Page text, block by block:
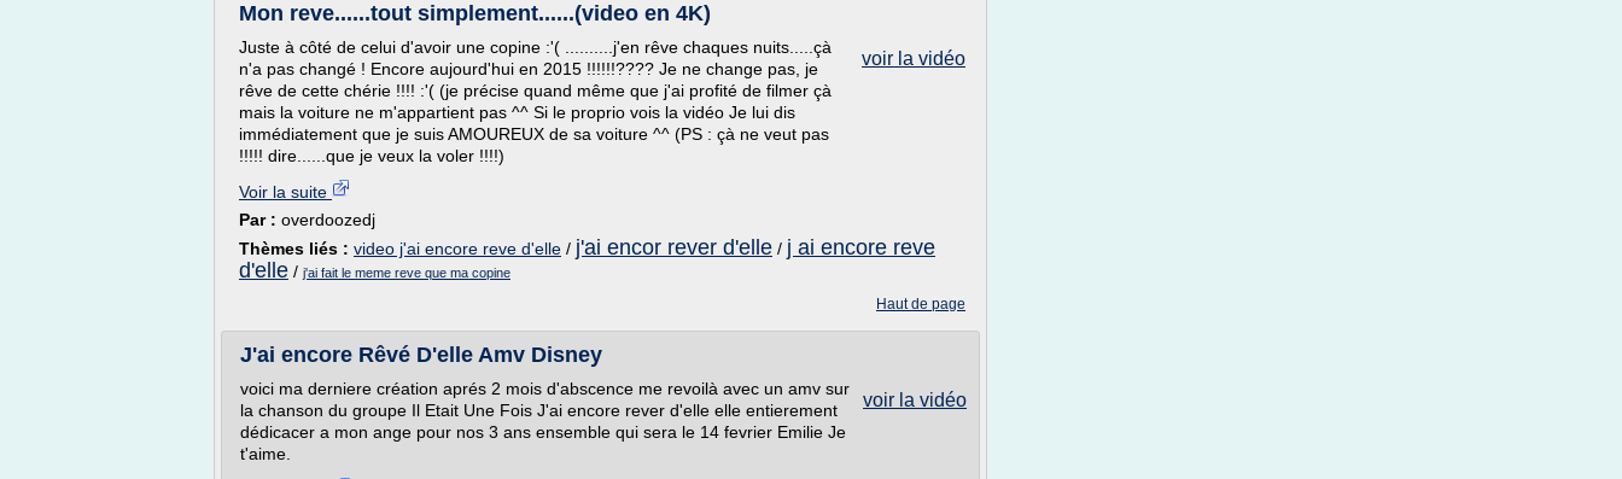
Mon reve......tout simplement......(video en 4K)
voir la vidéo
Juste à côté de celui d'avoir une copine :'( ..........j'en rêve chaques nuits.....çà
n'a pas changé ! Encore aujourd'hui en 2015 !!!!!!???? Je ne change pas, je
rêve de cette chérie !!!! :'( (je précise quand même que j'ai profité de filmer çà
mais la voiture ne m'appartient pas ^^ Si le proprio vois la vidéo Je lui dis
immédiatement que je suis AMOUREUX de sa voiture ^^ (PS : çà ne veut pas
!!!!! dire......que je veux la voler !!!!)
Voir la suite
Par : overdoozedj
Thèmes liés : video j'ai encore reve d'elle / j'ai encor rever d'elle / j ai encore reve
d'elle / j'ai fait le meme reve que ma copine
Haut de page
J'ai encore Rêvé D'elle Amv Disney
voir la vidéo
voici ma derniere création aprés 2 mois d'abscence me revoilà avec un amv sur
la chanson du groupe Il Etait Une Fois J'ai encore rever d'elle elle entierement
dédicacer a mon ange pour nos 3 ans ensemble qui sera le 14 fevrier Emilie Je
t'aime.